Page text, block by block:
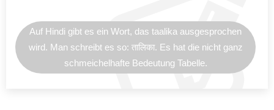
Auf Hindi gibt es ein Wort, das taalika ausgesprochen
wird. Man schreibt es so: तालिका. Es hat die nicht ganz
schmeichelhafte Bedeutung Tabelle.